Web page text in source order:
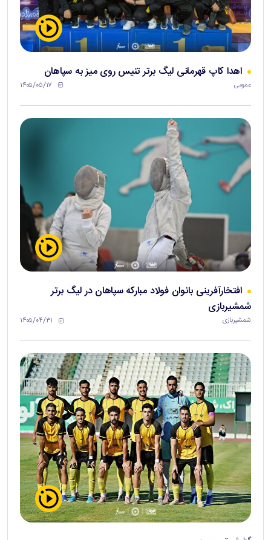
اهدا کاپ قهرمانی لیگ برتر تنیس روی میز به سپاهان
عمومی ۱۴۰۵/۰۵/۱۷
افتخارآفرینی بانوان فولاد مبارکه سپاهان در لیگ برتر
شمشیربازی
شمشیربازی ۱۴۰۵/۰۴/۳۱